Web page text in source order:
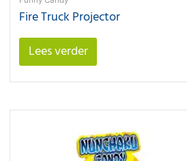
Fire Truck Projector
Lees verder